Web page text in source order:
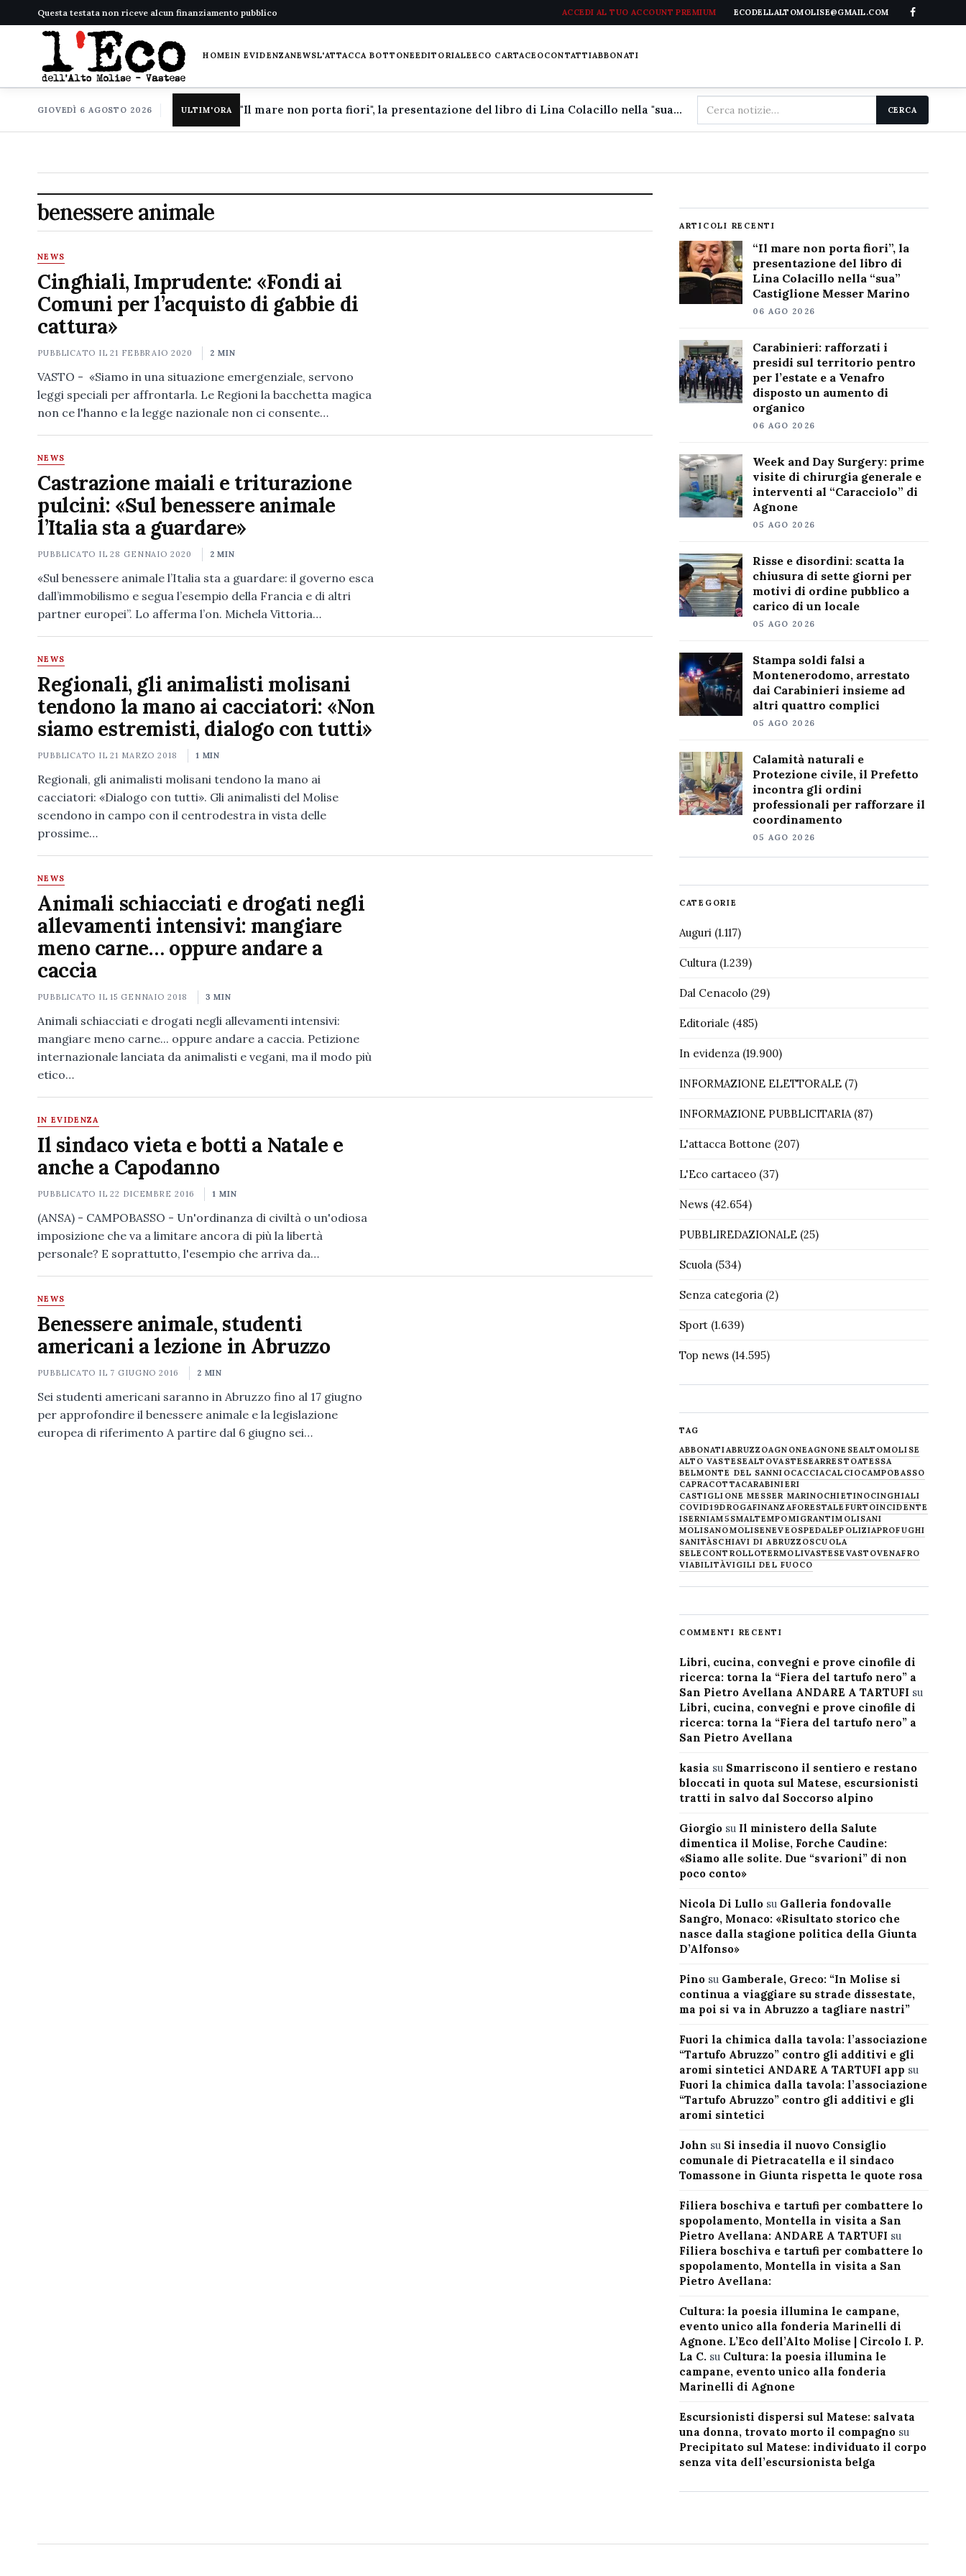
Questa testata non riceve alcun finanziamento pubblico ACCEDI AL TUO ACCOUNT PREMIUM ECODELLALTOMOLISE@GMAIL.COM
HOMEIN EVIDENZANEWSL'ATTACCA BOTTONEEDITORIALEECO CARTACEOCONTATTIABBONATI
GIOVEDÌ 6 AGOSTO 2026 ULTIM'ORA "Il mare non porta fiori", la presentazione del libro di Lina Colacillo nella "sua" Castiglione Messer Marino
Cerca
nel
CERCA
benessere animale
NEWS
Cinghiali, Imprudente: «Fondi ai
Comuni per l’acquisto di gabbie di
cattura»
PUBBLICATO IL21 FEBBRAIO 2020 2 MIN
VASTO - «Siamo in una situazione emergenziale, servono
leggi speciali per affrontarla. Le Regioni la bacchetta magica
non ce l'hanno e la legge nazionale non ci consente…
NEWS
Castrazione maiali e triturazione
pulcini: «Sul benessere animale
l’Italia sta a guardare»
PUBBLICATO IL28 GENNAIO 2020 2 MIN
«Sul benessere animale l’Italia sta a guardare: il governo esca
dall’immobilismo e segua l’esempio della Francia e di altri
partner europei”. Lo afferma l’on. Michela Vittoria…
NEWS
Regionali, gli animalisti molisani
tendono la mano ai cacciatori: «Non
siamo estremisti, dialogo con tutti»
PUBBLICATO IL21 MARZO 2018 1 MIN
Regionali, gli animalisti molisani tendono la mano ai
cacciatori: «Dialogo con tutti». Gli animalisti del Molise
scendono in campo con il centrodestra in vista delle
prossime…
NEWS
Animali schiacciati e drogati negli
allevamenti intensivi: mangiare
meno carne… oppure andare a
caccia
PUBBLICATO IL15 GENNAIO 2018 3 MIN
Animali schiacciati e drogati negli allevamenti intensivi:
mangiare meno carne... oppure andare a caccia. Petizione
internazionale lanciata da animalisti e vegani, ma il modo più
etico…
IN EVIDENZA
Il sindaco vieta e botti a Natale e
anche a Capodanno
PUBBLICATO IL22 DICEMBRE 2016 1 MIN
(ANSA) - CAMPOBASSO - Un'ordinanza di civiltà o un'odiosa
imposizione che va a limitare ancora di più la libertà
personale? E soprattutto, l'esempio che arriva da…
NEWS
Benessere animale, studenti
americani a lezione in Abruzzo
PUBBLICATO IL 7 GIUGNO 2016 2 MIN
Sei studenti americani saranno in Abruzzo fino al 17 giugno
per approfondire il benessere animale e la legislazione
europea di riferimento A partire dal 6 giugno sei…
ARTICOLI RECENTI
“Il mare non porta fiori”, la
presentazione del libro di
Lina Colacillo nella “sua”
Castiglione Messer Marino
06 AGO 2026
Carabinieri: rafforzati i
presidi sul territorio pentro
per l’estate e a Venafro
disposto un aumento di
organico
06 AGO 2026
Week and Day Surgery: prime
visite di chirurgia generale e
interventi al “Caracciolo” di
Agnone
05 AGO 2026
Risse e disordini: scatta la
chiusura di sette giorni per
motivi di ordine pubblico a
carico di un locale
05 AGO 2026
Stampa soldi falsi a
Montenerodomo, arrestato
dai Carabinieri insieme ad
altri quattro complici
05 AGO 2026
Calamità naturali e
Protezione civile, il Prefetto
incontra gli ordini
professionali per rafforzare il
coordinamento
05 AGO 2026
CATEGORIE
Auguri(1.117)
Cultura(1.239)
Dal Cenacolo(29)
Editoriale (485)
In evidenza(19.900)
INFORMAZIONE ELETTORALE(7)
INFORMAZIONE PUBBLICITARIA(87)
L'attacca Bottone (207)
L'Eco cartaceo(37)
News(42.654)
PUBBLIREDAZIONALE(25)
Scuola(534)
Senza categoria(2)
Sport(1.639)
Top news(14.595)
TAG
ABBONATIABRUZZOAGNONEAGNONESEALTOMOLISE
ALTO VASTESEALTOVASTESEARRESTOATESSA
BELMONTE DEL SANNIOCACCIACALCIOCAMPOBASSO
CAPRACOTTACARABINIERI
CASTIGLIONE MESSER MARINOCHIETINOCINGHIALI
COVID19DROGAFINANZAFORESTALE FURTOINCIDENTE
ISERNIAM5SMALTEMPOMIGRANTIMOLISANI
MOLISANOMOLISENEVE OSPEDALEPOLIZIAPROFUGHI
SANITÀSCHIAVI DI ABRUZZOSCUOLA
SELECONTROLLOTERMOLIVASTESE VASTOVENAFRO
VIABILITÀVIGILI DEL FUOCO
COMMENTI RECENTI
Libri, cucina, convegni e prove cinofile di
ricerca: torna la “Fiera del tartufo nero” a
San Pietro Avellana ANDARE A TARTUFI su
Libri, cucina, convegni e prove cinofile di
ricerca: torna la “Fiera del tartufo nero” a
San Pietro Avellana
kasia su Smarriscono il sentiero e restano
bloccati in quota sul Matese, escursionisti
tratti in salvo dal Soccorso alpino
Giorgiosu Il ministero della Salute
dimentica il Molise, Forche Caudine:
«Siamo alle solite. Due “svarioni” di non
poco conto»
Nicola Di Lullosu Galleria fondovalle
Sangro, Monaco: «Risultato storico che
nasce dalla stagione politica della Giunta
D’Alfonso»
Pinosu Gamberale, Greco: “In Molise si
continua a viaggiare su strade dissestate,
ma poi si va in Abruzzo a tagliare nastri”
Fuori la chimica dalla tavola: l’associazione
“Tartufo Abruzzo” contro gli additivi e gli
aromi sintetici ANDARE A TARTUFI app su
Fuori la chimica dalla tavola: l’associazione
“Tartufo Abruzzo” contro gli additivi e gli
aromi sintetici
John su Si insedia il nuovo Consiglio
comunale di Pietracatella e il sindaco
Tomassone in Giunta rispetta le quote rosa
Filiera boschiva e tartufi per combattere lo
spopolamento, Montella in visita a San
Pietro Avellana: ANDARE A TARTUFI su
Filiera boschiva e tartufi per combattere lo
spopolamento, Montella in visita a San
Pietro Avellana:
Cultura: la poesia illumina le campane,
evento unico alla fonderia Marinelli di
Agnone. L’Eco dell’Alto Molise | Circolo I. P.
La C. su Cultura: la poesia illumina le
campane, evento unico alla fonderia
Marinelli di Agnone
Escursionisti dispersi sul Matese: salvata
una donna, trovato morto il compagnosu
Precipitato sul Matese: individuato il corpo
senza vita dell’escursionista belga